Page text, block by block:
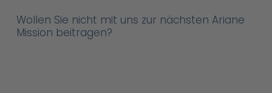
Wollen Sie nicht mit uns zur nächsten Ariane
Mission beitragen?